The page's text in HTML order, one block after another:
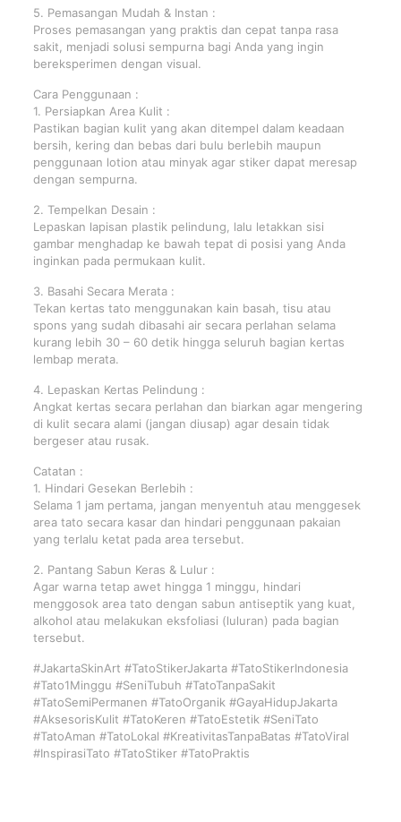
5. Pemasangan Mudah & Instan :
Proses pemasangan yang praktis dan cepat tanpa rasa
sakit, menjadi solusi sempurna bagi Anda yang ingin
bereksperimen dengan visual.
Cara Penggunaan :
1. Persiapkan Area Kulit :
Pastikan bagian kulit yang akan ditempel dalam keadaan
bersih, kering dan bebas dari bulu berlebih maupun
penggunaan lotion atau minyak agar stiker dapat meresap
dengan sempurna.
2. Tempelkan Desain :
Lepaskan lapisan plastik pelindung, lalu letakkan sisi
gambar menghadap ke bawah tepat di posisi yang Anda
inginkan pada permukaan kulit.
3. Basahi Secara Merata :
Tekan kertas tato menggunakan kain basah, tisu atau
spons yang sudah dibasahi air secara perlahan selama
kurang lebih 30 – 60 detik hingga seluruh bagian kertas
lembap merata.
4. Lepaskan Kertas Pelindung :
Angkat kertas secara perlahan dan biarkan agar mengering
di kulit secara alami (jangan diusap) agar desain tidak
bergeser atau rusak.
Catatan :
1. Hindari Gesekan Berlebih :
Selama 1 jam pertama, jangan menyentuh atau menggesek
area tato secara kasar dan hindari penggunaan pakaian
yang terlalu ketat pada area tersebut.
2. Pantang Sabun Keras & Lulur :
Agar warna tetap awet hingga 1 minggu, hindari
menggosok area tato dengan sabun antiseptik yang kuat,
alkohol atau melakukan eksfoliasi (luluran) pada bagian
tersebut.
#JakartaSkinArt #TatoStikerJakarta #TatoStikerIndonesia
#Tato1Minggu #SeniTubuh #TatoTanpaSakit
#TatoSemiPermanen #TatoOrganik #GayaHidupJakarta
#AksesorisKulit #TatoKeren #TatoEstetik #SeniTato
#TatoAman #TatoLokal #KreativitasTanpaBatas #TatoViral
#InspirasiTato #TatoStiker #TatoPraktis